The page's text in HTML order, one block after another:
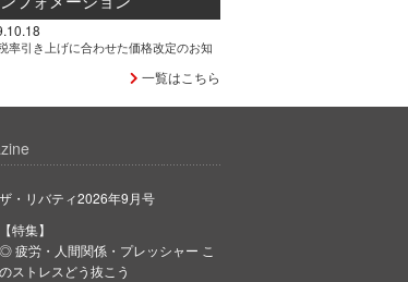
率引き上げに合わせた価格改定のお知
一覧はこちら
ザ・リバティ2026年9月号
【特集】
◎ 疲労・人間関係・プレッシャー こ
のストレスどう抜こう